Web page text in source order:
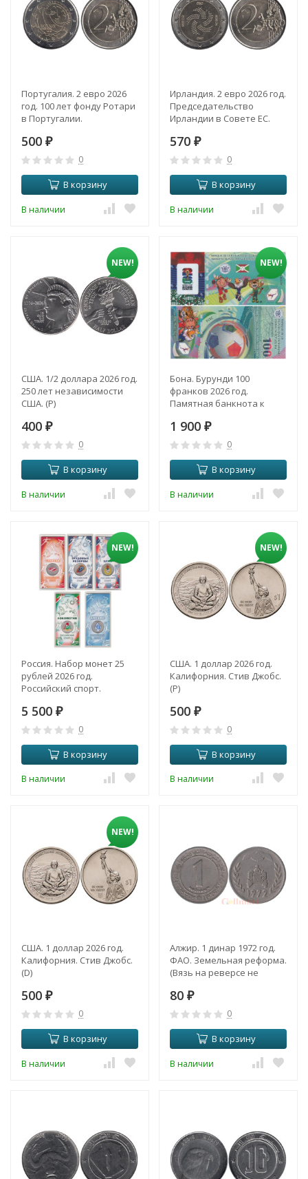
Португалия. 2 евро 2026
год. 100 лет фонду Ротари
в Португалии.
500 ₽
0
В корзину
В наличии
Ирландия. 2 евро 2026 год.
Председательство
Ирландии в Совете ЕС.
570 ₽
0
В корзину
В наличии
NEW!
США. 1/2 доллара 2026 год.
250 лет независимости
США. (P)
400 ₽
0
В корзину
В наличии
NEW!
Бона. Бурунди 100
франков 2026 год.
Памятная банкнота к
футболу. (Пресс)
1 900 ₽
0
В корзину
В наличии
NEW!
Россия. Набор монет 25
рублей 2026 год.
Российский спорт.
монет)
5 500 ₽
0
В корзину
В наличии
NEW!
США. 1 доллар 2026 год.
Калифорния. Стив Джобс.
(P)
500 ₽
0
В корзину
В наличии
NEW!
США. 1 доллар 2026 год.
Калифорния. Стив Джобс.
(D)
500 ₽
0
В корзину
В наличии
Алжир. 1 динар 1972 год.
ФАО. Земельная реформа.
(Вязь на реверсе не
80 ₽
0
В корзину
В наличии